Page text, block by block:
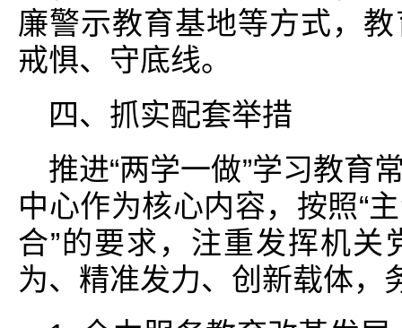
廉警示教育基地等方式，
戒惧、守底线。
四、抓实配套举措
推进“两学一做”学习教育
中心作为核心内容，按照“
合”的要求，注重发挥机
为、精准发力、创新载体，